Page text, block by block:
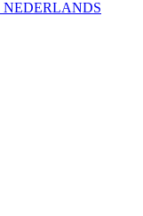
NEDERLANDS